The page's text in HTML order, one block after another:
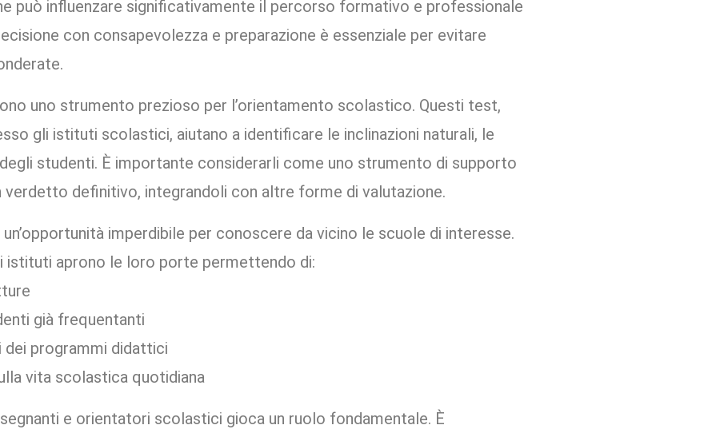
può influenzare significativamente il percorso formativo e professionale
con consapevolezza e preparazione è essenziale per evitare
uno strumento prezioso per l’orientamento scolastico. Questi test,
gli istituti scolastici, aiutano a identificare le inclinazioni naturali, le
studenti. È importante considerarli come uno strumento di supporto
verdetto definitivo, integrandoli con altre forme di valutazione.
imperdibile per conoscere da vicino le scuole di interesse.
istituti aprono le loro porte permettendo di:
già frequentanti
programmi didattici
vita scolastica quotidiana
e orientatori scolastici gioca un ruolo fondamentale. È